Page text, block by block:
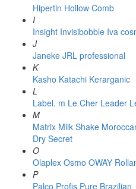
Hipertin Hollow Comb
I
Insight Invisibobble Iva
J
Janeke JRL professional
K
Kasho Katachi Kerarganic
L
Label. m Le Cher Leader
M
Matrix Milk Shake
Dry Secret
O
Olaplex Osmo OWAY
P
Palco Profis Pure Brazilian